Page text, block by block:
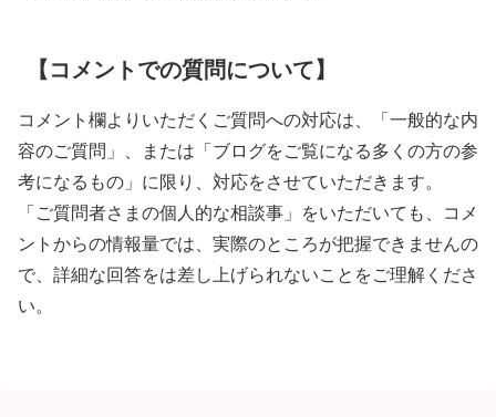
【コメントでの質問について】
コメント欄よりいただくご質問への対応は、「一般的な内
容のご質問」、または「ブログをご覧になる多くの方の参
考になるもの」に限り、対応をさせていただきます。
「ご質問者さまの個人的な相談事」をいただいても、コメ
ントからの情報量では、実際のところが把握できませんの
で、詳細な回答をは差し上げられないことをご理解くださ
い。